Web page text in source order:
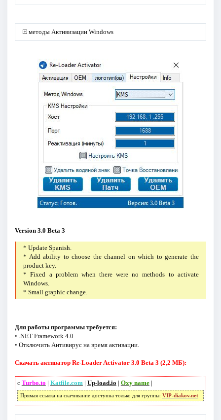
методы Активизации Windows
Version 3.0 Beta 3
* Update Spanish.
* Add ability to choose the channel on which to generate the
product key.
* Fixed a problem when there were no methods to activate
Windows.
* Small graphic change.
Для работы программы требуется:
• .NET Framework 4.0
• Отключить Антивирус на время активации.
Скачать активатор Re-Loader Activator 3.0 Beta 3 (2,2 МБ):
с Turbo.to | Katfile.com | Up-load.io | Oxy name|
Прямая ссылка на скачивание доступна только для группы: VIP-diakov.net